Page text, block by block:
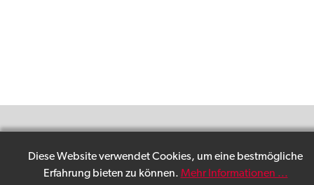
Diese Website verwendet Cookies, um eine bestmögliche
Erfahrung bieten zu können. Mehr Informationen ...